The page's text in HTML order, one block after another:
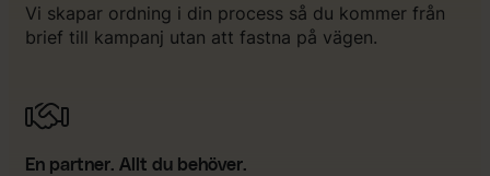
Vi skapar ordning i din process så du kommer från
brief till kampanj utan att fastna på vägen.
En partner. Allt du behöver.